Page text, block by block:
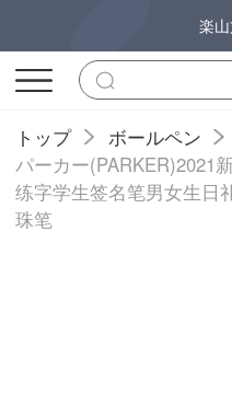
楽
トップ
ボールペン
パーカー(PARKER)2021
练字学生签名笔男女生日
珠笔